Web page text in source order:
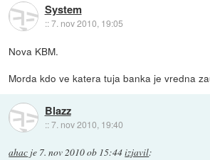
System
::7. nov 2010, 19:05
Nova KBM.
Morda kdo ve katera tuja banka je vredna
Blazz
::7. nov 2010, 19:40
ahac je 7. nov 2010 ob 15:44izjavil: